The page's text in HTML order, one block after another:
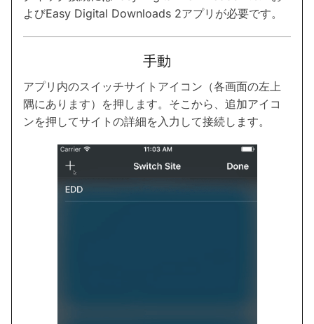
よびEasy Digital Downloads 2アプリが必要です。
手動
アプリ内のスイッチサイトアイコン（各画面の左上
隅にあります）を押します。そこから、追加アイコ
ンを押してサイトの詳細を入力して接続します。